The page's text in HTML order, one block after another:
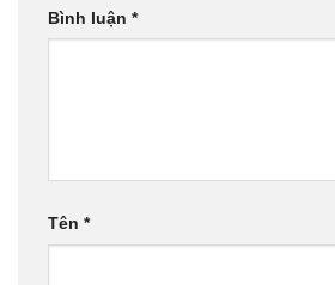
Bình luận *
Tên *